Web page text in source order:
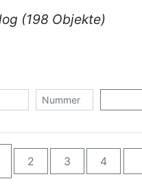
(198 Objekte)
2 3 4